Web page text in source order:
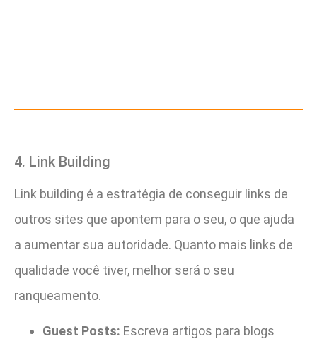
4. Link Building
Link building é a estratégia de conseguir links de
outros sites que apontem para o seu, o que ajuda
a aumentar sua autoridade. Quanto mais links de
qualidade você tiver, melhor será o seu
ranqueamento.
Guest Posts: Escreva artigos para blogs